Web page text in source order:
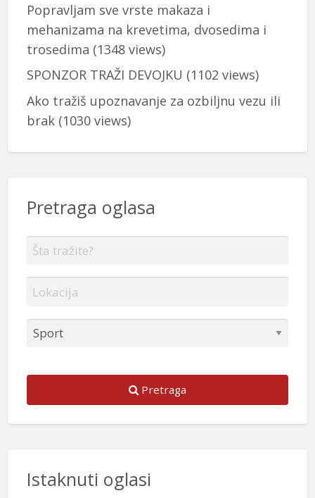
Popravljam sve vrste makaza i
mehanizama na krevetima, dvosedima i
trosedima (1348 views)
SPONZOR TRAŽI DEVOJKU (1102 views)
Ako tražiš upoznavanje za ozbiljnu vezu ili
brak(1030 views)
Pretraga oglasa
Pretraga
Istaknuti oglasi